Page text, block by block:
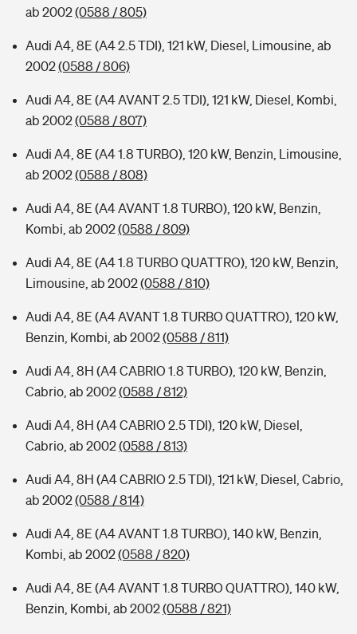
ab 2002(0588 / 805)
Audi A4, 8E (A4 2.5 TDI), 121 kW, Diesel, Limousine, ab
2002(0588 / 806)
Audi A4, 8E (A4 AVANT 2.5 TDI), 121 kW, Diesel, Kombi,
ab 2002(0588 / 807)
Audi A4, 8E (A4 1.8 TURBO), 120 kW, Benzin, Limousine,
ab 2002(0588 / 808)
Audi A4, 8E (A4 AVANT 1.8 TURBO), 120 kW, Benzin,
Kombi, ab 2002(0588 / 809)
Audi A4, 8E (A4 1.8 TURBO QUATTRO), 120 kW, Benzin,
Limousine, ab 2002(0588 / 810)
Audi A4, 8E (A4 AVANT 1.8 TURBO QUATTRO), 120 kW,
Benzin, Kombi, ab 2002(0588 / 811)
Audi A4, 8H (A4 CABRIO 1.8 TURBO), 120 kW, Benzin,
Cabrio, ab 2002(0588 / 812)
Audi A4, 8H (A4 CABRIO 2.5 TDI), 120 kW, Diesel,
Cabrio, ab 2002(0588 / 813)
Audi A4, 8H (A4 CABRIO 2.5 TDI), 121 kW, Diesel, Cabrio,
ab 2002(0588 / 814)
Audi A4, 8E (A4 AVANT 1.8 TURBO), 140 kW, Benzin,
Kombi, ab 2002(0588 / 820)
Audi A4, 8E (A4 AVANT 1.8 TURBO QUATTRO), 140 kW,
Benzin, Kombi, ab 2002(0588 / 821)